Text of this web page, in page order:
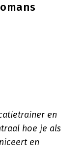
en
hoe je als
en